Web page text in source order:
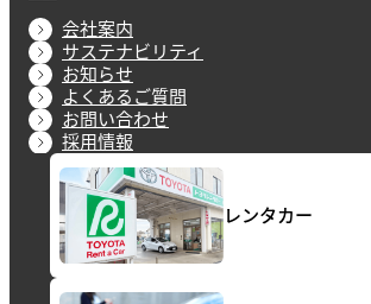
会社案内
サステナビリティ
お知らせ
よくあるご質問
お問い合わせ
採用情報
レンタカー